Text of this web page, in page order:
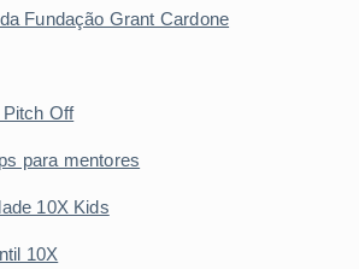
Fundação Grant Cardone
Off
para mentores
10X Kids
10X